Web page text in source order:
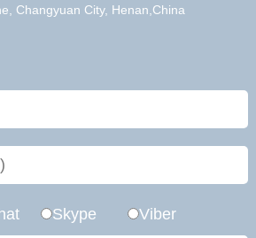
Changyuan City, Henan,China
Skype Viber